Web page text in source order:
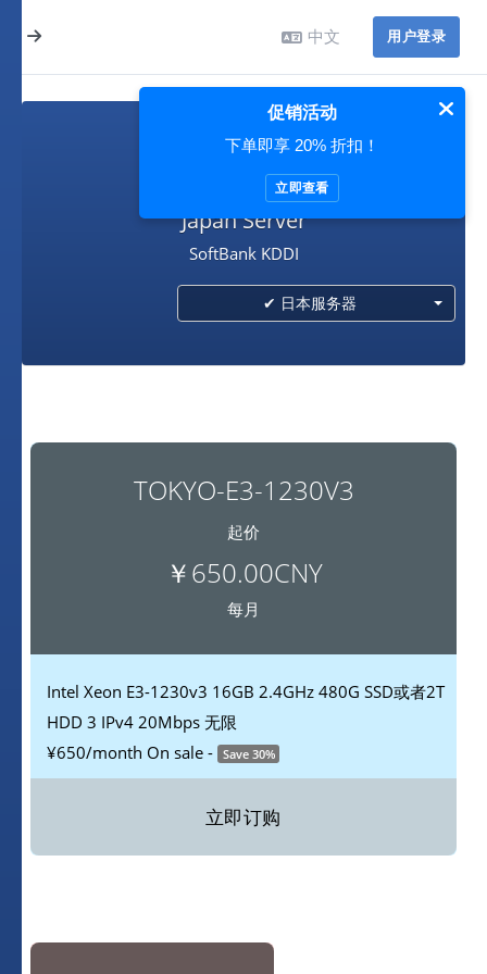
中文 用户登录
日本服务器
Japan Server
SoftBank KDDI
✔ 日本服务器
TOKYO-E3-1230V3
起价
￥650.00CNY
每月
Intel Xeon E3-1230v3 16GB 2.4GHz 480G SSD或者2T
HDD 3 IPv4 20Mbps 无限
¥650/month On sale - Save 30%
立即订购
促销活动
下单即享 20% 折扣！
立即查看